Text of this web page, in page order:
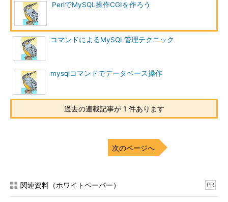
PerlでMySQL操作CGIを作ろう
コマンドによるMySQL管理テクニック
mysqlコマンドでデータベース操作
過去の連載記事が 1 件あります
次のページへ
関連資料（ホワイトペーパー） PR